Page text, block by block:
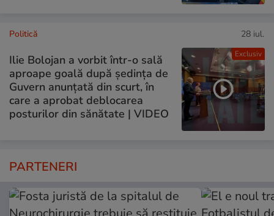
Exclusiv
Politică 28 iul.
Ilie Bolojan a vorbit într-o sală
aproape goală după ședința de
Guvern anunțată din scurt, în
care a aprobat deblocarea
posturilor din sănătate | VIDEO
PARTENERI